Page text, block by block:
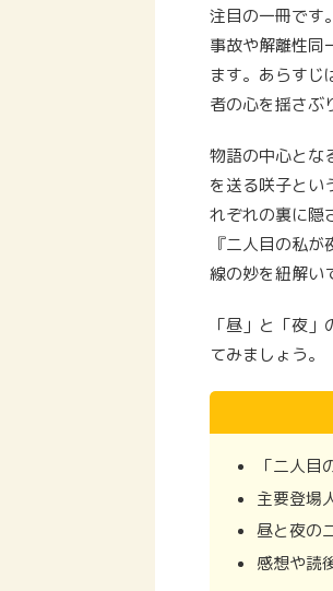
注目の一冊です
事故や解離性同
ます。あらすじ
者の心を揺さぶ
物語の中心とな
を送る咲子とい
れぞれの裏に隠
『二人目の私
線の妙を紐解い
「昼」と「夜
てみましょう。
「二人
主要登場
昼と夜の
感想や読